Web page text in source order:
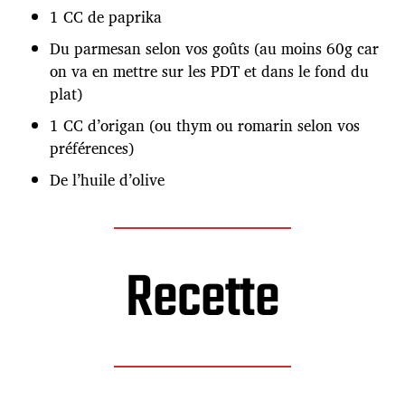
1 CC de paprika
Du parmesan selon vos goûts (au moins 60g car
on va en mettre sur les PDT et dans le fond du
plat)
1 CC d’origan (ou thym ou romarin selon vos
préférences)
De l’huile d’olive
Recette